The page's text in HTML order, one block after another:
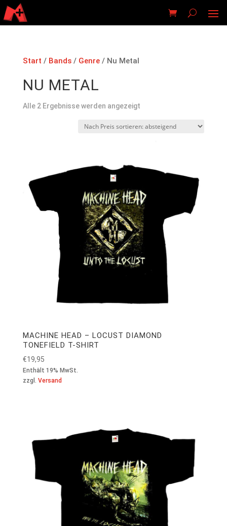
Start / Bands/ Genre/ Nu Metal
NU METAL
Alle 2 Ergebnisse werden angezeigtNach
sortiert:
MACHINE HEAD – LOCUST DIAMOND
TONEFIELD T-SHIRT
€19,95
Enthält 19% MwSt.
zzgl. Versand